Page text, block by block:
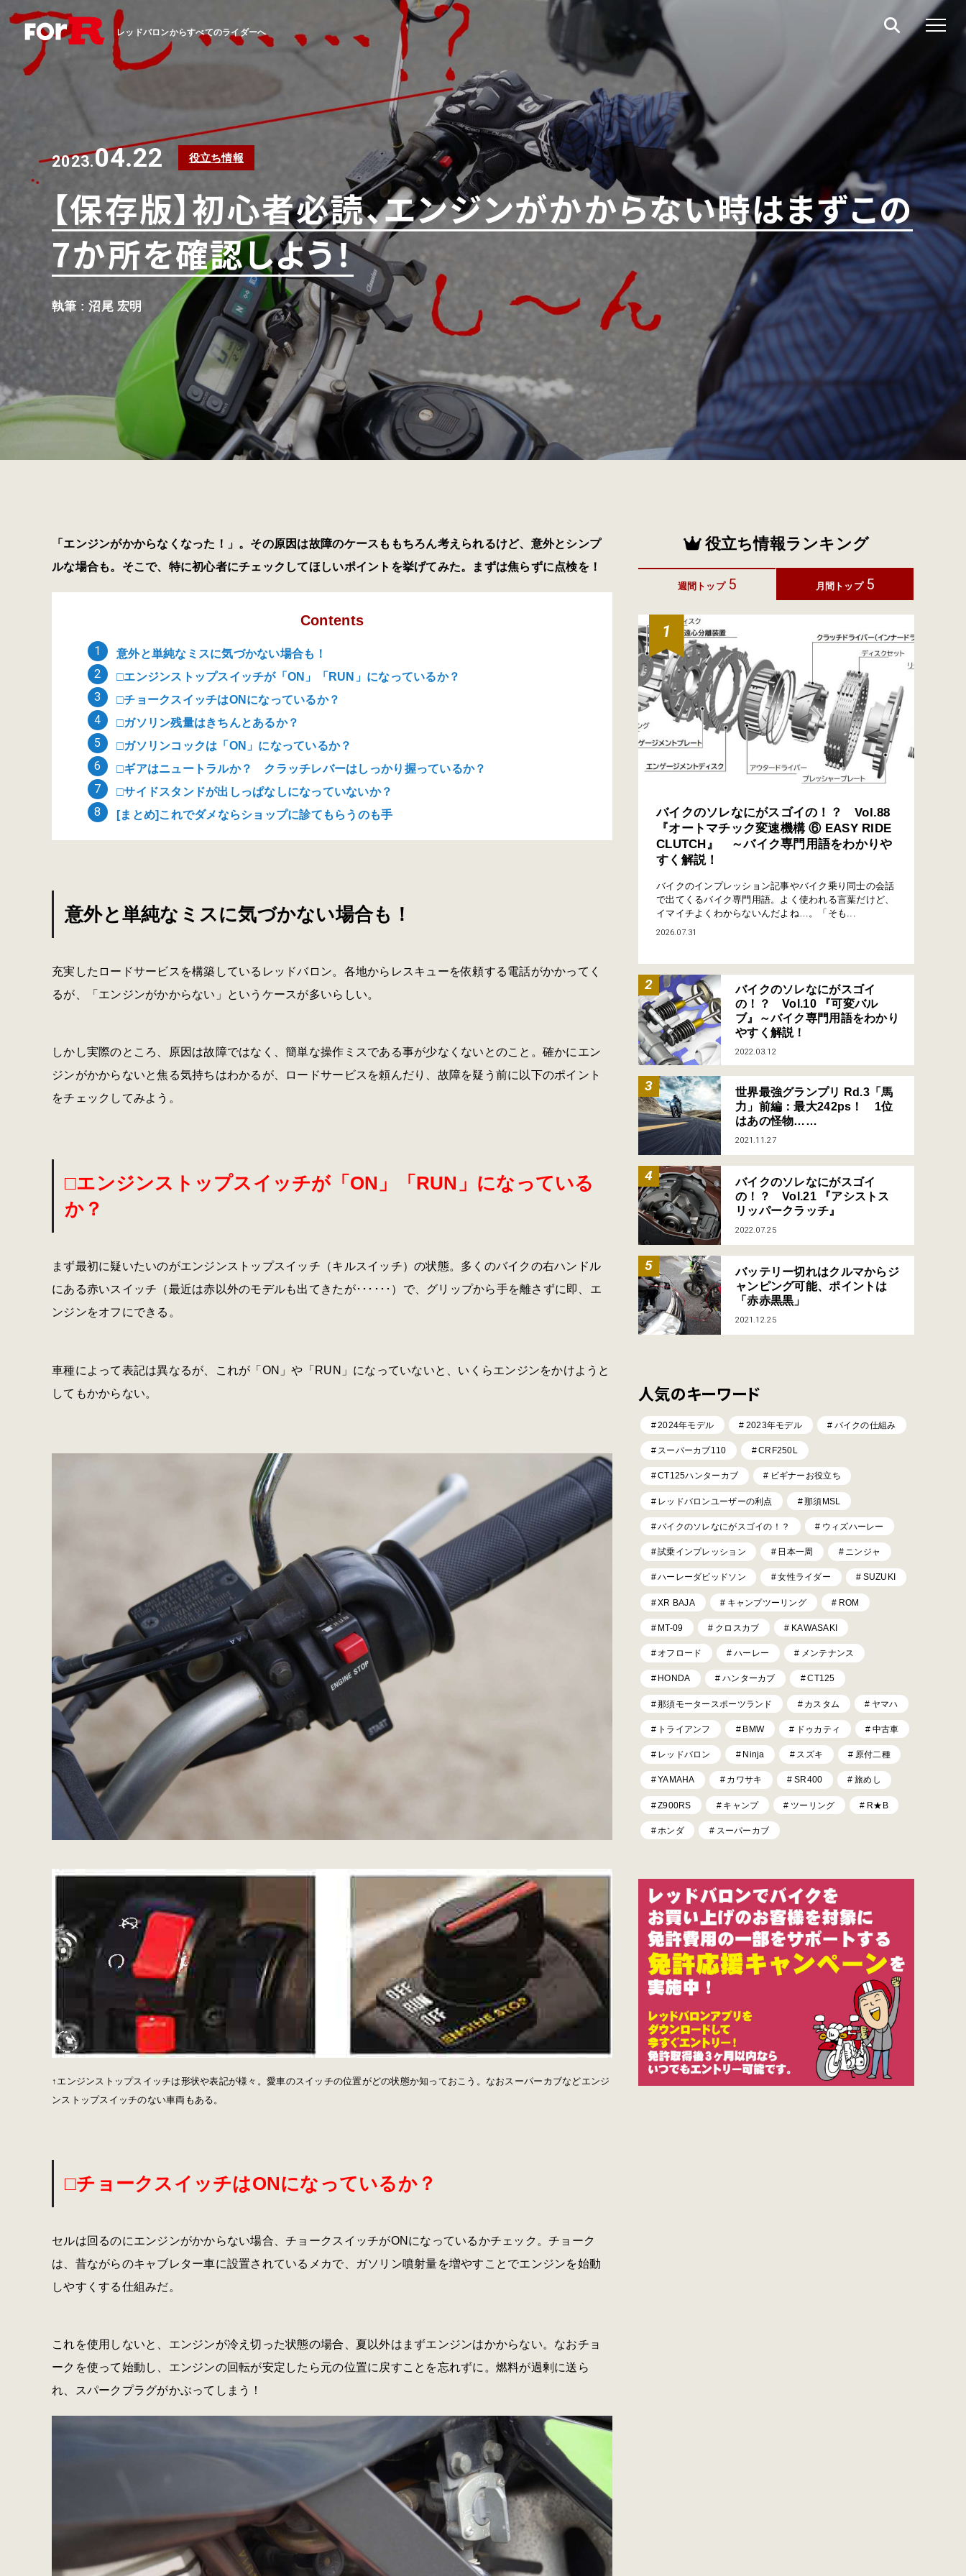
レッドバロンからすべてのライダーへ
2023.04.22 役立ち情報
【保存版】初心者必読、エンジンがかからない時はまずこの
7か所を確認しよう！
執筆 : 沼尾 宏明
「エンジンがかからなくなった！」。その原因は故障のケースももちろん考えられるけど、意外とシンプ
ルな場合も。そこで、特に初心者にチェックしてほしいポイントを挙げてみた。まずは焦らずに点検を！
Contents
意外と単純なミスに気づかない場合も！
□エンジンストップスイッチが「ON」「RUN」になっているか？
□チョークスイッチはONになっているか？
□ガソリン残量はきちんとあるか？
□ガソリンコックは「ON」になっているか？
□ギアはニュートラルか？ クラッチレバーはしっかり握っているか？
□サイドスタンドが出しっぱなしになっていないか？
[まとめ]これでダメならショップに診てもらうのも手
意外と単純なミスに気づかない場合も！
充実したロードサービスを構築しているレッドバロン。各地からレスキューを依頼する電話がかかってく
るが、「エンジンがかからない」というケースが多いらしい。
しかし実際のところ、原因は故障ではなく、簡単な操作ミスである事が少なくないとのこと。確かにエン
ジンがかからないと焦る気持ちはわかるが、ロードサービスを頼んだり、故障を疑う前に以下のポイント
をチェックしてみよう。
□エンジンストップスイッチが「ON」「RUN」になっている
か？
まず最初に疑いたいのがエンジンストップスイッチ（キルスイッチ）の状態。多くのバイクの右ハンドル
にある赤いスイッチ（最近は赤以外のモデルも出てきたが･･････）で、グリップから手を離さずに即、エ
ンジンをオフにできる。
車種によって表記は異なるが、これが「ON」や「RUN」になっていないと、いくらエンジンをかけようと
してもかからない。
↑エンジンストップスイッチは形状や表記が様々。愛車のスイッチの位置がどの状態か知っておこう。なおスーパーカブなどエンジ
ンストップスイッチのない車両もある。
□チョークスイッチはONになっているか？
セルは回るのにエンジンがかからない場合、チョークスイッチがONになっているかチェック。チョーク
は、昔ながらのキャブレター車に設置されているメカで、ガソリン噴射量を増やすことでエンジンを始動
しやすくする仕組みだ。
これを使用しないと、エンジンが冷え切った状態の場合、夏以外はまずエンジンはかからない。なおチョ
ークを使って始動し、エンジンの回転が安定したら元の位置に戻すことを忘れずに。燃料が過剰に送ら
れ、スパークプラグがかぶってしまう！
役立ち情報ランキング
週間トップ 5 月間トップ 5
バイクのソレなにがスゴイの！？ Vol.88
『オートマチック変速機構 ⑥ EASY RIDE
CLUTCH』 ～バイク専門用語をわかりや
すく解説！
バイクのインプレッション記事やバイク乗り同士の会話
で出てくるバイク専門用語。よく使われる言葉だけど、
イマイチよくわからないんだよね…。「そも...
2026.07.31
バイクのソレなにがスゴイ
の！？ Vol.10 『可変バル
ブ』～バイク専門用語をわかり
やすく解説！
2022.03.12
世界最強グランプリ Rd.3「馬
力」前編：最大242ps！ 1位
はあの怪物……
2021.11.27
バイクのソレなにがスゴイ
の！？ Vol.21 『アシストス
リッパークラッチ』
2022.07.25
バッテリー切れはクルマからジ
ャンピング可能、ポイントは
「赤赤黒黒」
2021.12.25
人気のキーワード
2024年モデル 2023年モデル バイクの仕組み
スーパーカブ110 CRF250L
CT125ハンターカブ ビギナーお役立ち
レッドバロンユーザーの利点 那須MSL
バイクのソレなにがスゴイの！？ ウィズハーレー
試乗インプレッション 日本一周 ニンジャ
ハーレーダビッドソン 女性ライダー SUZUKI
XR BAJA キャンプツーリング ROM
MT-09 クロスカブ KAWASAKI
オフロード ハーレー メンテナンス
HONDA ハンターカブ CT125
那須モータースポーツランド カスタム ヤマハ
トライアンフ BMW ドゥカティ 中古車
レッドバロン Ninja スズキ 原付二種
YAMAHA カワサキ SR400 旅めし
Z900RS キャンプ ツーリング R★B
ホンダ スーパーカブ